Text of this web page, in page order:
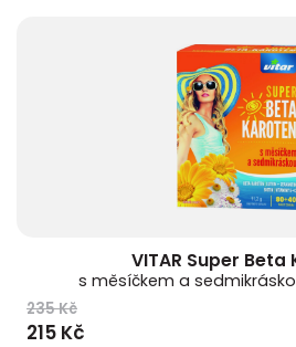
VITAR Super
s měsíčkem a
235 Kč
215 Kč